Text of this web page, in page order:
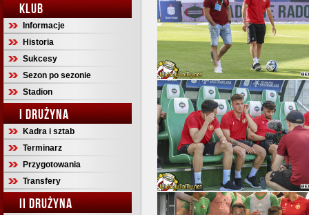
KLUB
Informacje
Historia
Sukcesy
Sezon po sezonie
Stadion
I DRUŻYNA
Kadra i sztab
Terminarz
Przygotowania
Transfery
II DRUŻYNA